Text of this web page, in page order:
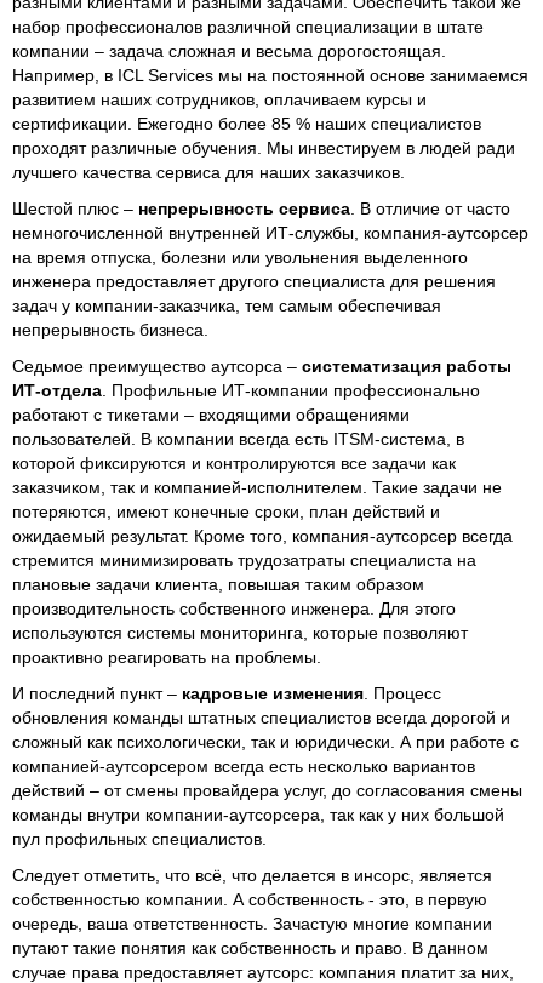
набор профессионалов различной специализации в штате
компании – задача сложная и весьма дорогостоящая.
Например, в ICL Services мы на постоянной основе занимаемся
развитием наших сотрудников, оплачиваем курсы и
сертификации. Ежегодно более 85 % наших специалистов
проходят различные обучения. Мы инвестируем в людей ради
лучшего качества сервиса для наших заказчиков.
Шестой плюс – непрерывность сервиса . В отличие от часто
немногочисленной внутренней ИТ-службы, компания-аутсорсер
на время отпуска, болезни или увольнения выделенного
инженера предоставляет другого специалиста для решения
задач у компании-заказчика, тем самым обеспечивая
непрерывность бизнеса.
Седьмое преимущество аутсорса – систематизация работы
ИТ-отдела . Профильные ИТ-компании профессионально
работают с тикетами – входящими обращениями
пользователей. В компании всегда есть ITSM-система, в
которой фиксируются и контролируются все задачи как
заказчиком, так и компанией-исполнителем. Такие задачи не
потеряются, имеют конечные сроки, план действий и
ожидаемый результат. Кроме того, компания-аутсорсер всегда
стремится минимизировать трудозатраты специалиста на
плановые задачи клиента, повышая таким образом
производительность собственного инженера. Для этого
используются системы мониторинга, которые позволяют
проактивно реагировать на проблемы.
И последний пункт – кадровые изменения . Процесс
обновления команды штатных специалистов всегда дорогой и
сложный как психологически, так и юридически. А при работе с
компанией-аутсорсером всегда есть несколько вариантов
действий – от смены провайдера услуг, до согласования смены
команды внутри компании-аутсорсера, так как у них большой
пул профильных специалистов.
Следует отметить, что всё, что делается в инсорс, является
собственностью компании. А собственность - это, в первую
очередь, ваша ответственность. Зачастую многие компании
путают такие понятия как собственность и право. В данном
случае права предоставляет аутсорс: компания платит за них,